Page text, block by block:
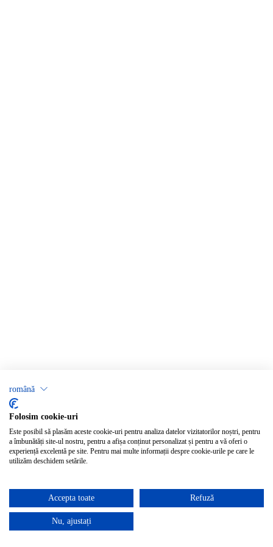
română
Folosim cookie-uri
Este posibil să plasăm aceste cookie-uri pentru analiza datelor vizitatorilor noștri, pentru
a îmbunătăți site-ul nostru, pentru a afișa conținut personalizat și pentru a vă oferi o
experiență excelentă pe site. Pentru mai multe informații despre cookie-urile pe care le
utilizăm deschidem setările.
Accepta toate Refuză
Nu, ajustați